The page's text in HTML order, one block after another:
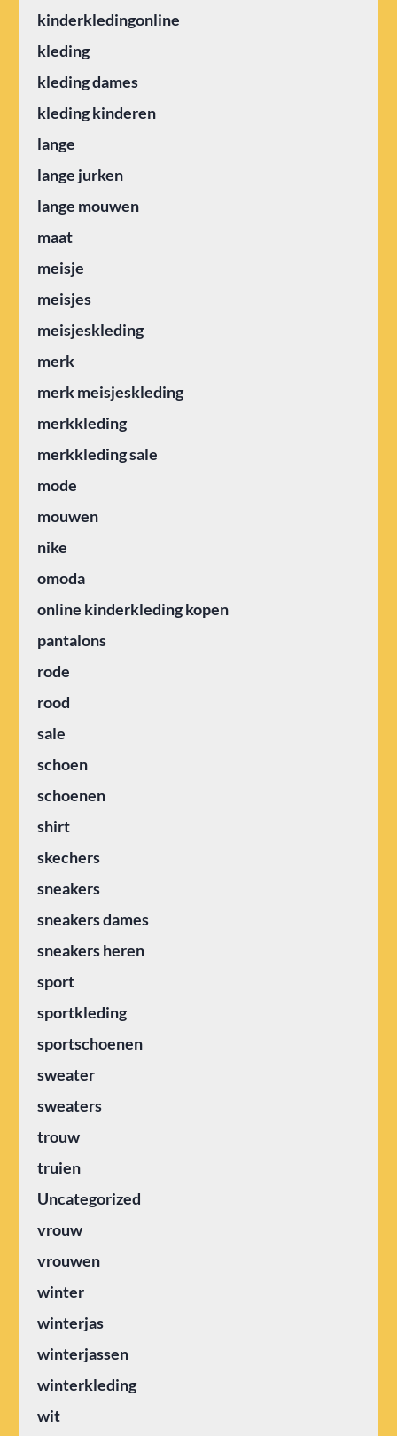
kinderkledingonline
kleding
kleding dames
kleding kinderen
lange
lange jurken
lange mouwen
maat
meisje
meisjes
meisjeskleding
merk
merk meisjeskleding
merkkleding
merkkleding sale
mode
mouwen
nike
omoda
online kinderkleding kopen
pantalons
rode
rood
sale
schoen
schoenen
shirt
skechers
sneakers
sneakers dames
sneakers heren
sport
sportkleding
sportschoenen
sweater
sweaters
trouw
truien
Uncategorized
vrouw
vrouwen
winter
winterjas
winterjassen
winterkleding
wit